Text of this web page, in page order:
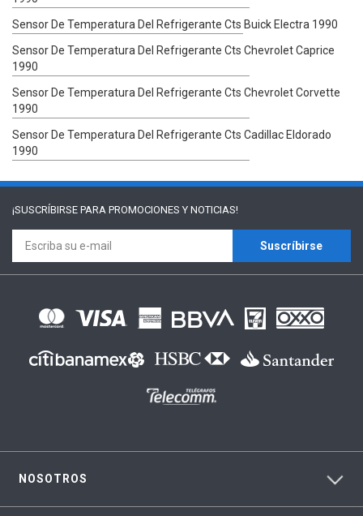
Sensor De Temperatura Del Refrigerante Cts Buick Electra 1990
Sensor De Temperatura Del Refrigerante Cts Chevrolet Caprice
1990
Sensor De Temperatura Del Refrigerante Cts Chevrolet Corvette
1990
Sensor De Temperatura Del Refrigerante Cts Cadillac Eldorado
1990
¡SUSCRÍBIRSE PARA PROMOCIONES Y NOTICIAS!
Suscríbirse
NOSOTROS